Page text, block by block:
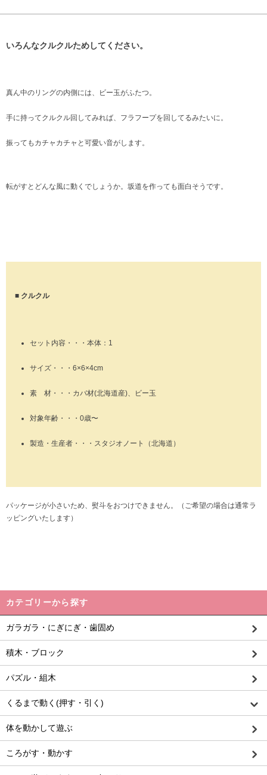
いろんなクルクルためしてください。
真ん中のリングの内側には、ビー玉がふたつ。
手に持ってクルクル回してみれば、フラフープを回してるみたいに。
振ってもカチャカチャと可愛い音がします。
転がすとどんな風に動くでしょうか。坂道を作っても面白そうです。
■ クルクル
セット内容・・・本体：1
サイズ・・・6×6×4cm
素 材・・・カバ材(北海道産)、ビー玉
対象年齢・・・0歳〜
製造・生産者・・・スタジオノート（北海道）
パッケージが小さいため、熨斗をおつけできません。（ご希望の場合は通常ラ
ッピングいたします）
カテゴリーから探す
ガラガラ・にぎにぎ・歯固め
積木・ブロック
パズル・組木
くるまで動く(押す・引く)
体を動かして遊ぶ
ころがす・動かす